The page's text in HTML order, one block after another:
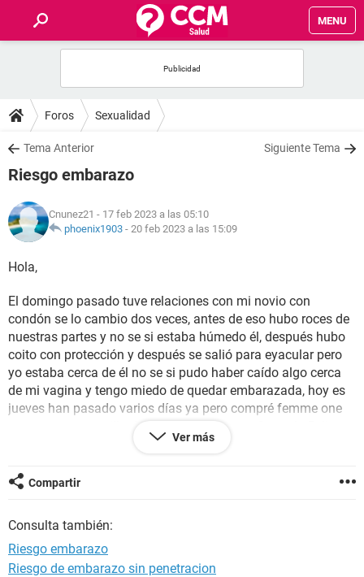
MENU
FOROS
SALUD
FAMILIA
NUTRICIÓN
BIENESTAR
SEXUALIDAD
GLOSARIO
Foros Sexualidad
Tema Anterior Siguiente Tema
Riesgo embarazo
Cnunez21 - 17 feb 2023 a las 05:10
phoenix1903 - 20 feb 2023 a las 15:09
Hola,
El domingo pasado tuve relaciones con mi novio con
condón se lo cambio dos veces, antes de eso hubo roces de
nuestras partes y no se si estaba húmedo él, después hubo
coito con protección y después se salió para eyacular pero
yo estaba cerca de él no se si pudo haber caído algo cerca
de mi vagina y tengo miedo de quedar embarazada, hoy es
jueves han pasado varios días ya pero compré femme one
quería ver si sería recomendable tomarmela o no habría
pero posiblemente a la mitad
Ver más
Compartir
Consulta también:
Riesgo embarazo
Riesgo de embarazo sin penetracion